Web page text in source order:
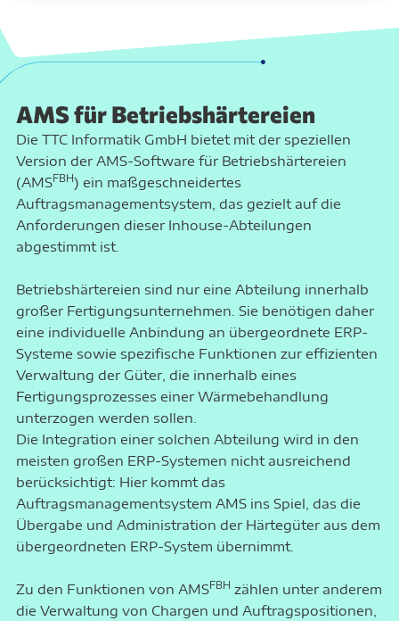
AMS für Betriebs­härtereien
Die TTC Informatik GmbH bietet mit der speziellen
Version der AMS-Software für Betriebshärtereien
(AMSFBH) ein maßgeschneidertes
Auftragsmanagementsystem, das gezielt auf die
Anforderungen dieser Inhouse-Abteilungen
abgestimmt ist.
Betriebshärtereien sind nur eine Abteilung innerhalb
großer Fertigungsunternehmen. Sie benötigen daher
eine individuelle Anbindung an übergeordnete ERP-
Systeme sowie spezifische Funktionen zur effizienten
Verwaltung der Güter, die innerhalb eines
Fertigungsprozesses einer Wärmebehandlung
unterzogen werden sollen.
Die Integration einer solchen Abteilung wird in den
meisten großen ERP-Systemen nicht ausreichend
berücksichtigt: Hier kommt das
Auftragsmanagementsystem AMS ins Spiel, das die
Übergabe und Administration der Härtegüter aus dem
übergeordneten ERP-System übernimmt.
Zu den Funktionen von AMSFBH zählen unter anderem
die Verwaltung von Chargen und Auftragspositionen,